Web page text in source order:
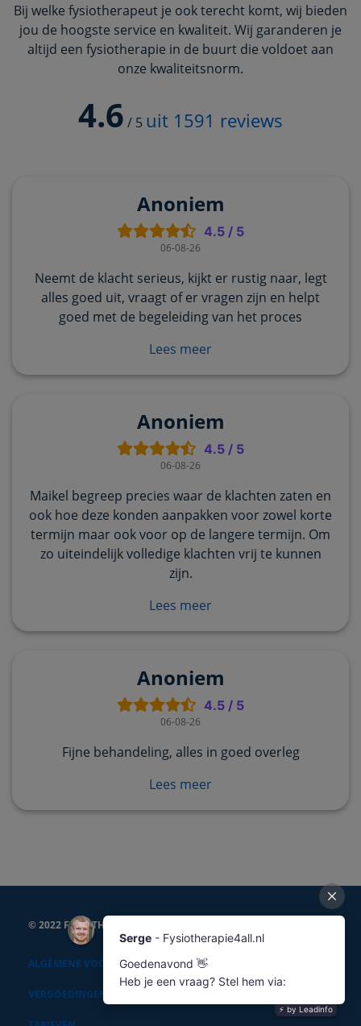
Bij welke fysiotherapeut je ook terecht komt, wij bieden
jou de hoogste service en kwaliteit. Wij garanderen je
altijd een fysiotherapie in de buurt die voldoet aan
onze kwaliteitsnorm.
4.6 / 5 uit 1591 reviews
Anoniem
4.5/ 5
06-08-26
Neemt de klacht serieus, kijkt er rustig naar, legt
alles goed uit, vraagt of er vragen zijn en helpt
goed met de begeleiding van het proces
Lees meer
Anoniem
4.5/ 5
06-08-26
Maikel begreep precies waar de klachten zaten en
ook hoe deze konden aanpakken voor zowel korte
termijn maar ook voor op de langere termijn. Om
zo uiteindelijk volledige klachten vrij te kunnen
zijn.
Lees meer
Anoniem
4.5/ 5
06-08-26
Fijne behandeling, alles in goed overleg
Lees meer
© 2022 FYSIOTHERAPIE4ALL
ALGEMENE VOORWAARDEN
VERGOEDINGEN